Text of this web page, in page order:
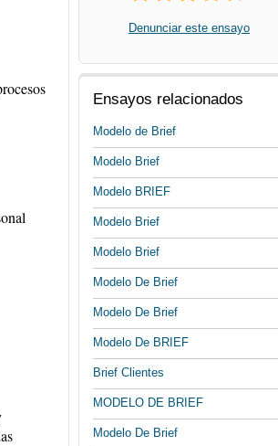
Denunciar este ensayo
Ensayos relacionados
Modelo de Brief
Modelo Brief
Modelo BRIEF
Modelo Brief
Modelo Brief
Modelo De Brief
Modelo De Brief
Modelo De BRIEF
Brief Clientes
MODELO DE BRIEF
Modelo De Brief